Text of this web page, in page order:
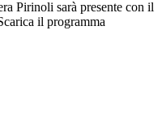
Pirinoli sarà presente con il
il programma